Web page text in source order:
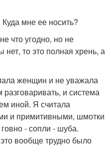
мне ее носить?
что угодно, но не
то это полная хрень, а
женщин и не уважала
и система
иной. Я считала
и примитивными, шмотки
- сопли - шуба.
это вообще трудно было